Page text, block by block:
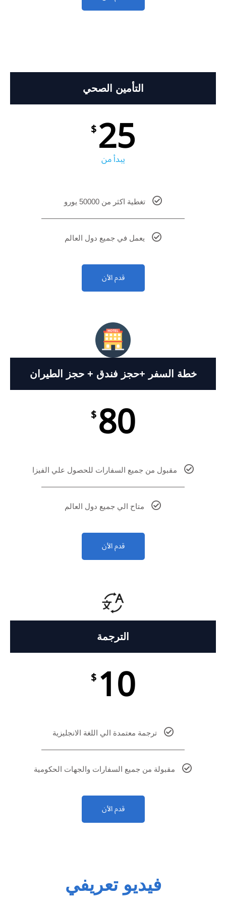
التأمين الصحي
25
$
يبدأ من
تغطية اكثر من 50000 يورو
يعمل في جميع دول العالم
قدم الأن
خطة السفر +حجز فندق + حجز الطيران
80
$
مقبول من جميع السفارات للحصول علي الفيزا
متاح الي جميع دول العالم
قدم الأن
الترجمة
10
$
ترجمة معتمدة الي اللغة الانجليزية
مقبولة من جميع السفارات والجهات الحكومية
قدم الأن
فيديو تعريفي